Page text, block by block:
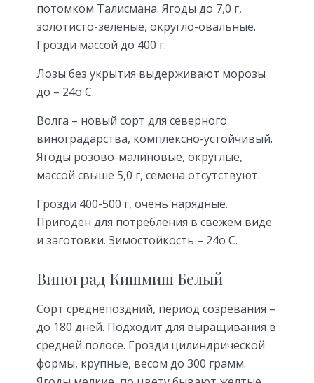
потомком Талисмана. Ягоды до 7,0 г,
золотисто-зеленые, округло-овальные.
Грозди массой до 400 г.
Лозы без укрытия выдерживают морозы
до – 24о С.
Волга – новый сорт для северного
виноградарства, комплексно-устойчивый.
Ягоды розово-малиновые, округлые,
массой свыше 5,0 г, семена отсутствуют.
Грозди 400-500 г, очень нарядные.
Пригоден для потребления в свежем виде
и заготовки. Зимостойкость – 24о С.
Виноград Кишмиш Белый
Сорт среднепоздний, период созревания –
до 180 дней. Подходит для выращивания в
средней полосе. Грозди цилиндрической
формы, крупные, весом до 300 грамм.